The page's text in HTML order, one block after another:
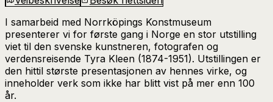
I samarbeid med Norrköpings Konstmuseum
presenterer vi for første gang i Norge en stor utstilling
viet til den svenske kunstneren, fotografen og
verdensreisende Tyra Kleen (1874-1951). Utstillingen er
den hittil største presentasjonen av hennes virke, og
inneholder verk som ikke har blitt vist på mer enn 100
år.